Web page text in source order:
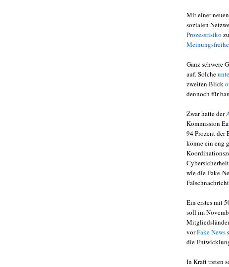
Mit einer
sozialen
Prozessrisiko
Ganz schwere
auf. Solche
zweiten Blick
dennoch für
Zwar hatte der
Kommission
94 Prozent der
könne ein eng
wie die Fake-
Ein erstes mit
soll im
vorFake News
die
In Kraft treten